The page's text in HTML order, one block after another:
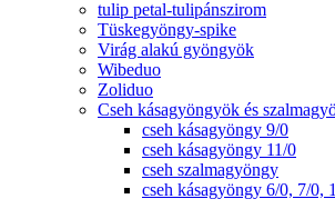
tulip petal-tulipánszirom
Tüskegyöngy-spike
Virág alakú gyöngyök
Wibeduo
Zoliduo
Cseh kásagyöngyök és
cseh kásagyöngy 9/0
cseh kásagyöngy 11/0
cseh szalmagyöngy
cseh kásagyöngy 6/0, 7/0,